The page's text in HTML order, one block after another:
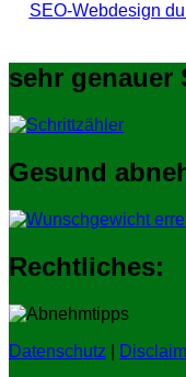
SEO-Webdesign
sehr genauer
Gesund
Rechtliches:
Datenschutz